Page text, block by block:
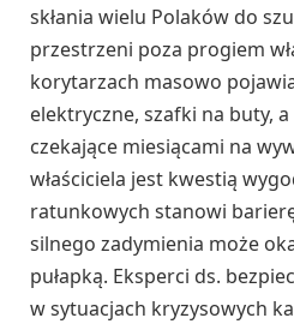
skłania wielu Polaków do
przestrzeni poza progiem
korytarzach masowo
elektryczne, szafki na buty,
czekające miesiącami na
właściciela jest kwestią
ratunkowych stanowi
silnego zadymienia może
pułapką. Eksperci ds.
w sytuacjach kryzysowych